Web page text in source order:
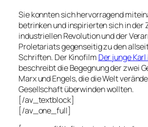
Sie konnten sich hervorragend
betrinken und inspirierten sich in der
industriellen Revolution und der
Proletariats gegenseitig zu den
Schriften. Der Kinofilm Der junge
beschreibt die Begegnung der zwei
Marx und Engels, die die Welt
Gesellschaft überwinden wollten.
[/av_textblock]
[/av_one_full]